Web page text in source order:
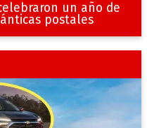
un año de
postales